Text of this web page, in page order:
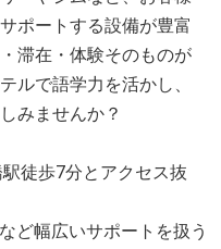
ポートする設備が豊富
滞在・体験そのものが
ルで語学力を活かし、
みませんか？
徒歩7分とアクセス抜
ど幅広いサポートを扱う